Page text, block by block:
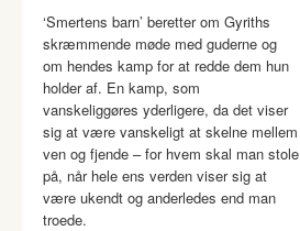
‘Smertens barn’ beretter om Gyriths
skræmmende møde med guderne og
om hendes kamp for at redde dem hun
holder af. En kamp, som
vanskeliggøres yderligere, da det viser
sig at være vanskeligt at skelne mellem
ven og fjende – for hvem skal man stole
på, når hele ens verden viser sig at
være ukendt og anderledes end man
troede.